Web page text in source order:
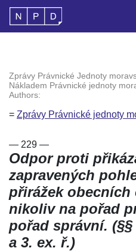
Zprávy Právnické Jednoty
Nákladem Právnické jednoty
Authors:
= Zprávy Právnické jednoty
— 229 —
Odpor proti
zapravených
přirážek
nikoliv na pořad
pořad správní. (§§
a 3. ex. ř.)